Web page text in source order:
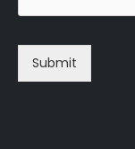
Submit